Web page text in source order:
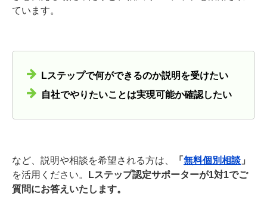
ています。
Lステップで何ができるのか説明を受けたい
自社でやりたいことは実現可能か確認したい
など、説明や相談を希望される方は、 「 無料個別相談 」
を活用ください。
Lステップ認定サポーターが1対1でご
質問にお答えいたします。